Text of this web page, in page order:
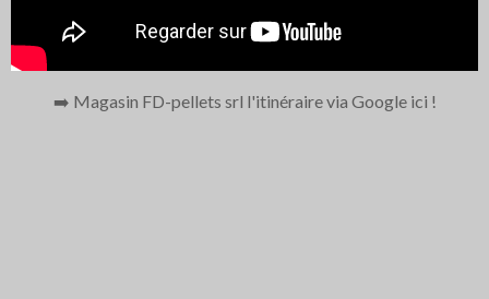
➡️ Magasin FD-pellets srl l'itinéraire via Google ici !